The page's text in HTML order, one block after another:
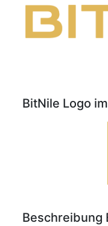
BitNile Logo
Beschreibung